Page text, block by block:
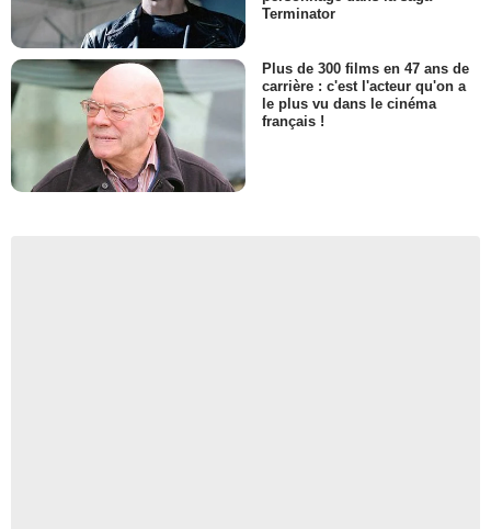
Terminator
Plus de 300 films en 47 ans de
carrière : c'est l'acteur qu'on a
le plus vu dans le cinéma
français !